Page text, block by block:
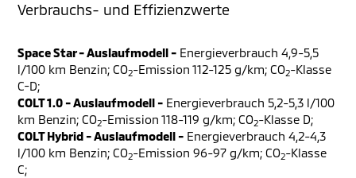
Verbrauchs- und Effizienzwerte
Space Star - Auslaufmodell - Energieverbrauch 4,9-5,5
l/100 km Benzin; CO2-Emission 112-125 g/km; CO2-Klasse
C-D;
COLT 1.0 - Auslaufmodell - Energieverbrauch 5,2-5,3 l/100
km Benzin; CO2-Emission 118-119 g/km; CO2-Klasse D;
COLT Hybrid - Auslaufmodell - Energieverbrauch 4,2-4,3
l/100 km Benzin; CO2-Emission 96-97 g/km; CO2-Klasse
C;